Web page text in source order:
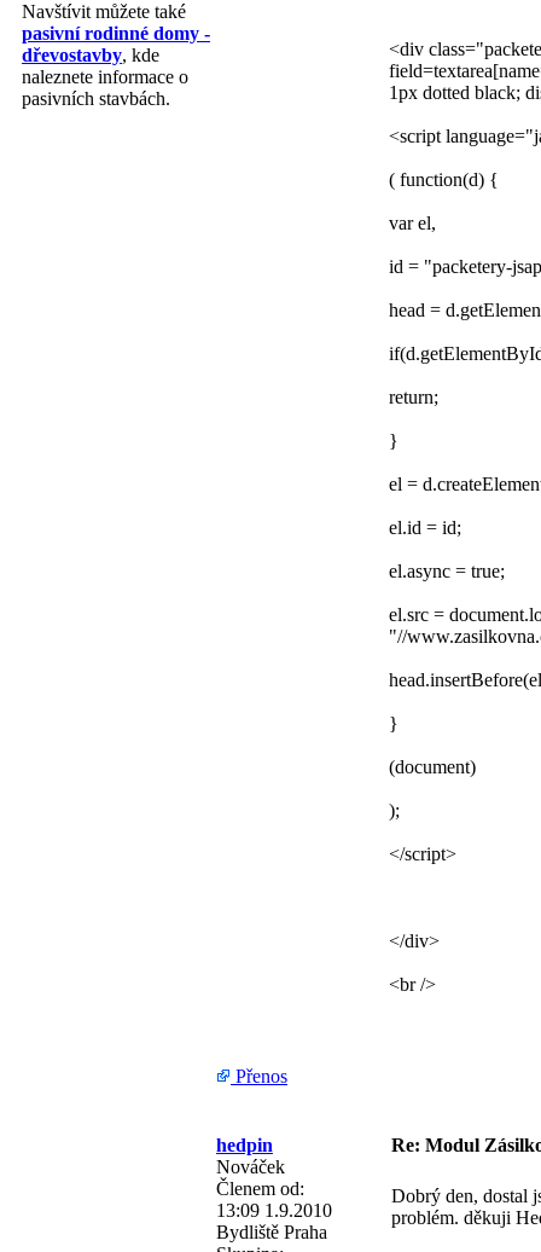
Navštívit můžete také
pasivní rodinné domy -
dřevostavby, kde
naleznete informace o
pasivních stavbách.
<div
1px dotted black;
<script
( function(d) {
var el,
id = "packetery-
head =
return;
}
el =
el.id = id;
el.async = true;
el.src =
"//
}
(document)
);
</script>
</div>
<br />
Přenos
hedpin
Re: Modul
Nováček
Členem od:
13:09 1.9.2010
Bydliště Praha
Dobrý den, dostal
problém. děkuji